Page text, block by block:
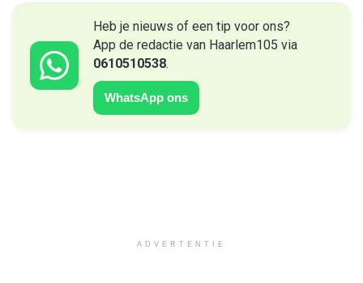
Heb je nieuws of een tip voor ons?
App de redactie van Haarlem105 via
0610510538.
WhatsApp ons
ADVERTENTIE